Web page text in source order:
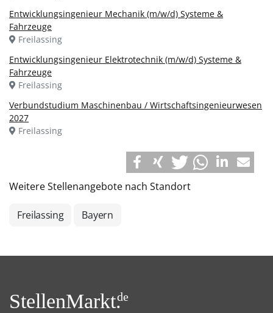
Entwicklungsingenieur Mechanik (m/w/d) Systeme &
Fahrzeuge
Freilassing
Entwicklungsingenieur Elektrotechnik (m/w/d) Systeme &
Fahrzeuge
Freilassing
Verbundstudium Maschinenbau / Wirtschaftsingenieurwesen
2027
Freilassing
Weitere Stellenangebote nach Standort
Freilassing Bayern
StellenMarkt.de